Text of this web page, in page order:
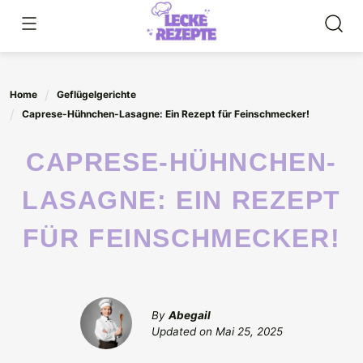
content
Home
Geflügelgerichte
Caprese-Hühnchen-Lasagne: Ein Rezept für Feinschmecker!
CAPRESE-HÜHNCHEN-
LASAGNE: EIN REZEPT
FÜR FEINSCHMECKER!
By Abegail
Updated on Mai 25, 2025